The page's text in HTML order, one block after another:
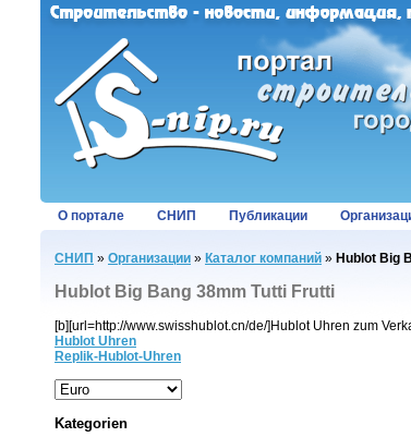
О портале СНИП Публикации
СНИП » Организации » Каталог компаний » Hublot Big
Hublot Big Bang 38mm Tutti Frutti
[b][url=http://www.swisshublot.cn/de/]Hublot Uhren zum
Hublot Uhren
Replik-Hublot-Uhren
Kategorien